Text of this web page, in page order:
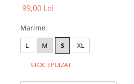
99,00 Lei
Marime:
L M S XL
STOC EPUIZAT